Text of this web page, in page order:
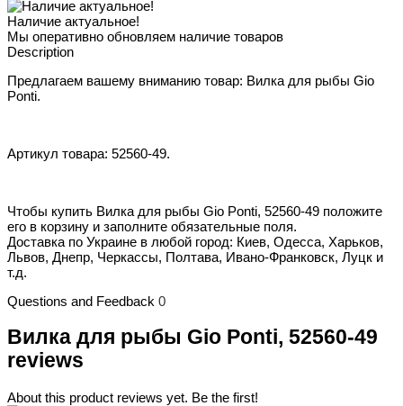
Наличие актуальное!
Мы оперативно обновляем наличие товаров
Description
Предлагаем вашему вниманию товар: Вилка для рыбы Gio
Ponti.
Артикул товара: 52560-49.
Чтобы купить Вилка для рыбы Gio Ponti, 52560-49 положите
его в корзину и заполните обязательные поля.
Доставка по Украине в любой город: Киев, Одесса, Харьков,
Львов, Днепр, Черкассы, Полтава, Ивано-Франковск, Луцк и
т.д.
Questions and Feedback 0
Вилка для рыбы Gio Ponti, 52560-49
reviews
About this product reviews yet. Be the first!